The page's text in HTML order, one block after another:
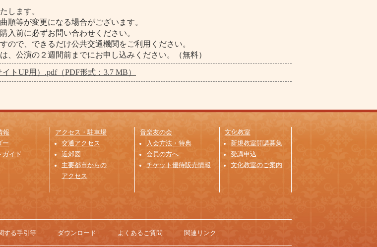
します。
順等が変更になる場合がございます。
入前に必ずお問い合わせください。
ので、できるだけ公共交通機関をご利用ください。
、公演の２週間前までにお申し込みください。（無料）
トUP用）.pdf（PDF形式：3.7 MB）
報
ー
ガイド
アクセス・駐車場
交通アクセス
近郊図
主要都市からの
アクセス
音楽友の会
入会方法・特典
会員の方へ
チケット優待販売情報
文化教室
新規教室開講募集
受講申込
文化教室のご案内
する手引等 ダウンロード よくあるご質問 関連リンク